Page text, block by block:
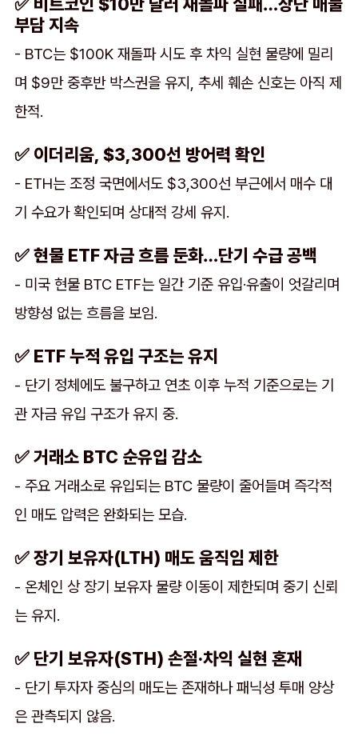
부담 지속
- BTC는 $100K 재돌파 시도 후 차익 실현 물량에 밀리
며 $9만 중후반 박스권을 유지, 추세 훼손 신호는 아직 제
한적.
✅ 이더리움, $3,300선 방어력 확인
- ETH는 조정 국면에서도 $3,300선 부근에서 매수 대
기 수요가 확인되며 상대적 강세 유지.
✅ 현물 ETF 자금 흐름 둔화…단기 수급 공백
- 미국 현물 BTC ETF는 일간 기준 유입·유출이 엇갈리며
방향성 없는 흐름을 보임.
✅ ETF 누적 유입 구조는 유지
- 단기 정체에도 불구하고 연초 이후 누적 기준으로는 기
관 자금 유입 구조가 유지 중.
✅ 거래소 BTC 순유입 감소
- 주요 거래소로 유입되는 BTC 물량이 줄어들며 즉각적
인 매도 압력은 완화되는 모습.
✅ 장기 보유자(LTH) 매도 움직임 제한
- 온체인 상 장기 보유자 물량 이동이 제한되며 중기 신뢰
는 유지.
✅ 단기 보유자(STH) 손절·차익 실현 혼재
- 단기 투자자 중심의 매도는 존재하나 패닉성 투매 양상
은 관측되지 않음.